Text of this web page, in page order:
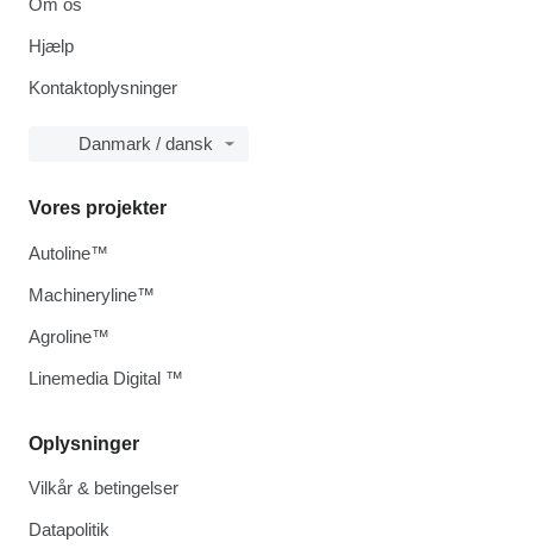
Om os
Hjælp
Kontaktoplysninger
Danmark / dansk
Oplysninger
Vilkår & betingelser
Datapolitik
Vores projekter
Autoline™
Machineryline™
Agroline™
Linemedia Digital ™